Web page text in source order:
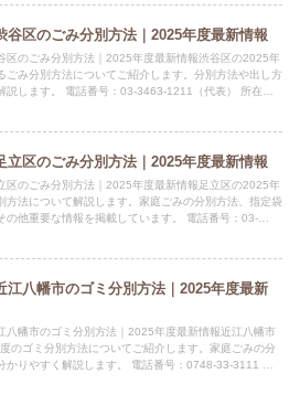
谷区のごみ分別方法｜2025年度最新情報
区のごみ分別方法｜2025年度最新情報渋谷区の2025年
ごみ分別方法についてご紹介します。分別方法や出し方
説します。 電話番号：03-3463-1211（代表） 所在
立区のごみ分別方法｜2025年度最新情報
区のごみ分別方法｜2025年度最新情報足立区の2025年
方法について解説します。家庭ごみの分別方法、指定袋
の他重要な情報を掲載しています。 電話番号：03-
江八幡市のゴミ分別方法｜2025年度最新
八幡市のゴミ分別方法｜2025年度最新情報近江八幡市
のゴミ分別方法についてご紹介します。家庭ごみの分
かりやすく解説します。 電話番号：0748-33-3111 所